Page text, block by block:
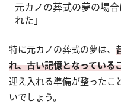
元カノの葬式の夢の場
れた」
特に元カノの葬式の夢は、
れ、古い記憶となっている
迎え入れる準備が整ったこ
いでしょう。